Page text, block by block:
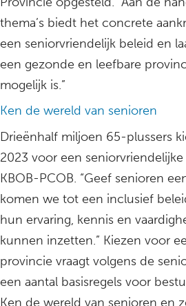
thema’s biedt het concrete
een seniorvriendelijk beleid en
een gezonde en leefbare
mogelijk is.”
Ken de wereld van senioren
Drieënhalf miljoen 65-plussers
2023 voor een
KBOB-PCOB. “Geef senioren
komen we tot een inclusief
hun ervaring, kennis en
kunnen inzetten.” Kiezen voor
provincie vraagt volgens de
een aantal basisregels voor
Ken de wereld van senioren en